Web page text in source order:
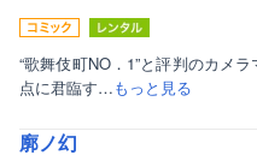
“歌舞伎町NO．1”と評判のカメ
点に君臨す…もっと見る
廓ノ幻